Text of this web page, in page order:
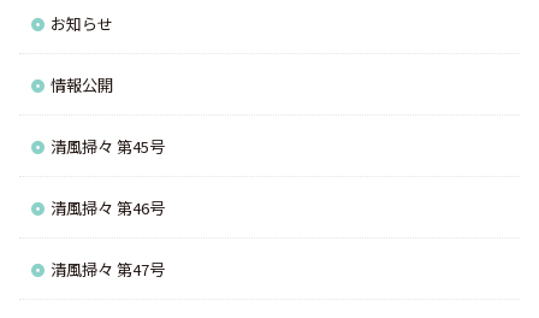
お知らせ
情報公開
清風掃々 第45号
清風掃々 第46号
清風掃々 第47号